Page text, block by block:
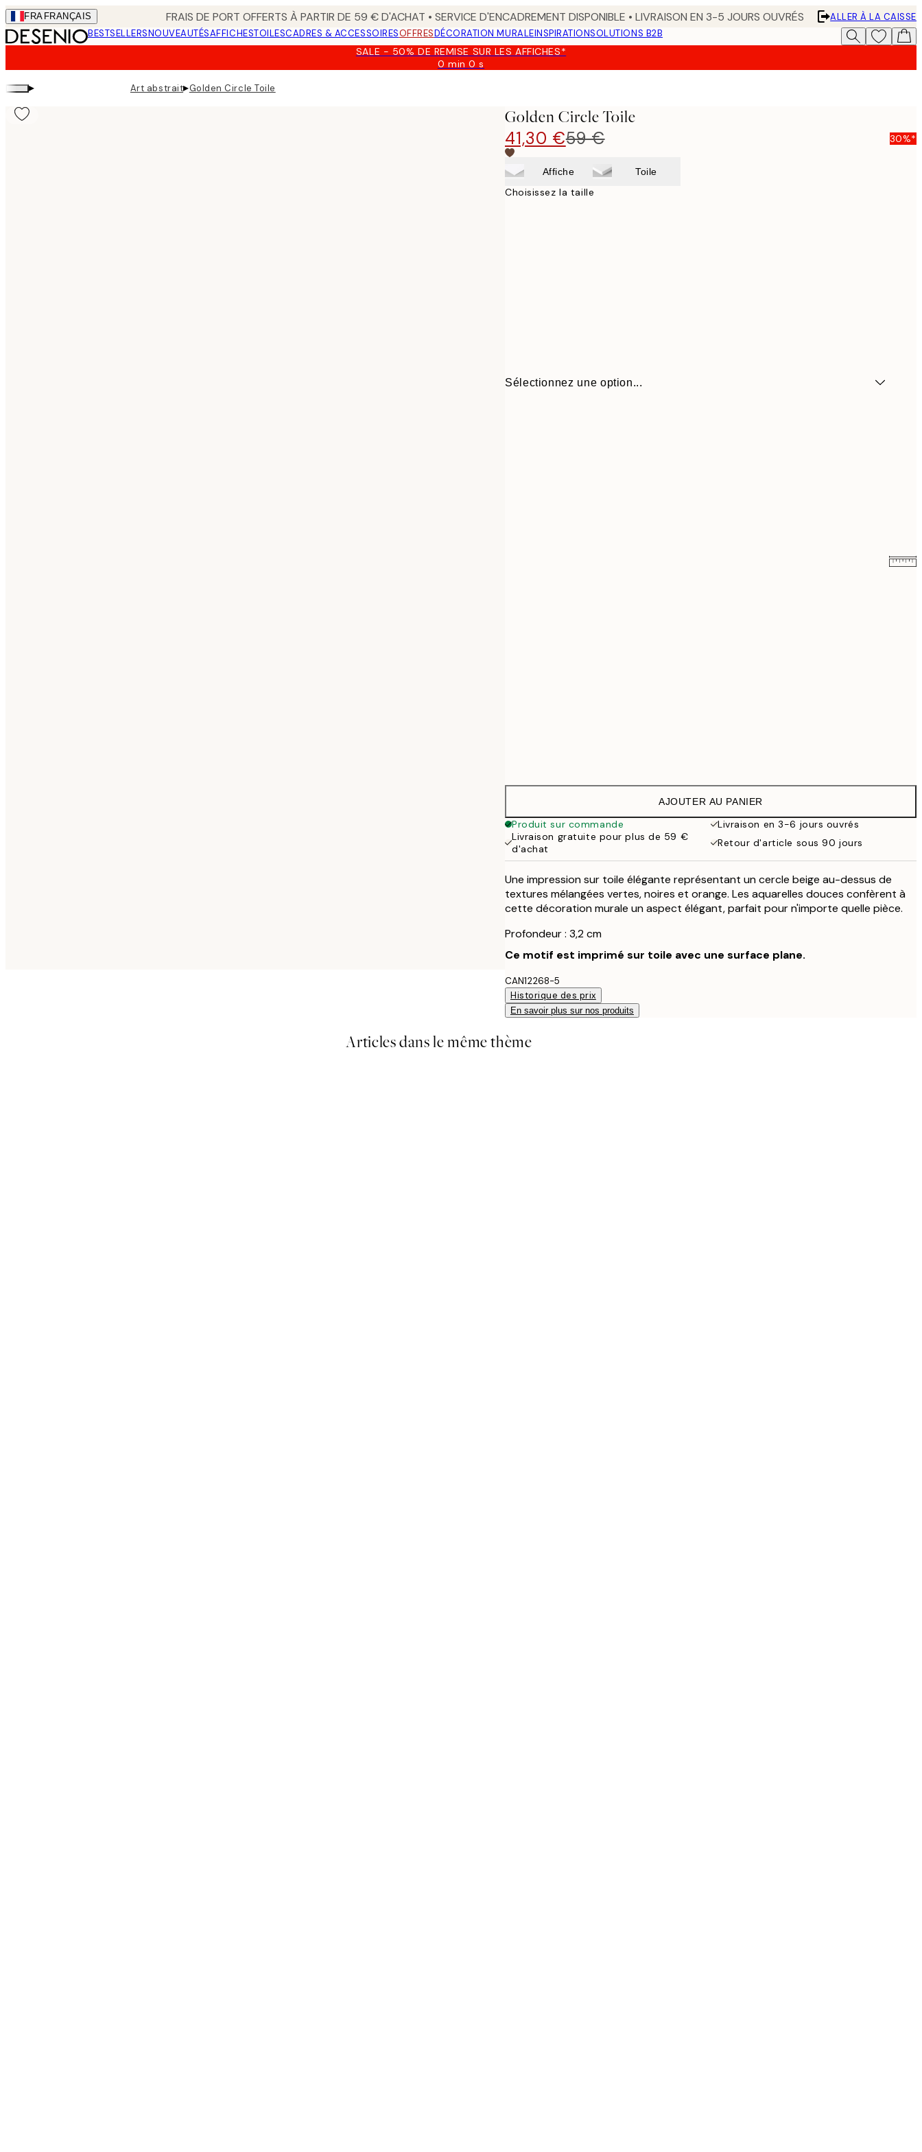
Skip
to
main
FRA FRANÇAIS FRAIS DE PORT OFFERTS À PARTIR DE 59 € D'ACHAT • SERVICE D'ENCADREMENT DISPONIBLE • LIVRAISON EN 3-5 JOURS OUVRÉS
ALLER À LA CAISSE
BESTSELLERSNOUVEAUTÉSAFFICHESTOILESCADRES & ACCESSOIRESOFFRESDÉCORATION MURALEINSPIRATIONSOLUTIONS B2B
SALE - 50% DE REMISE SUR LES AFFICHES*
0 min0 s
Valable
▸ Art abstrait▸Golden Circle Toile
Golden Circle Toile
41,30 €59 € 30%*
Affiche Toile
Choisissez la taille
Sélectionnez une option...
AJOUTER AU PANIER
Produit sur commande
Livraison en 3-6 jours ouvrés
Livraison gratuite pour plus de 59 €
d'achat
Retour d'article sous 90 jours
Une impression sur toile élégante représentant un cercle beige au-dessus de
textures mélangées vertes, noires et orange. Les aquarelles douces confèrent à
cette décoration murale un aspect élégant, parfait pour n'importe quelle pièce.
Profondeur : 3,2 cm
Ce motif est imprimé sur toile avec une surface plane.
CAN12268-5
Historique des prix
En savoir plus sur nos produits
Articles dans le même thème